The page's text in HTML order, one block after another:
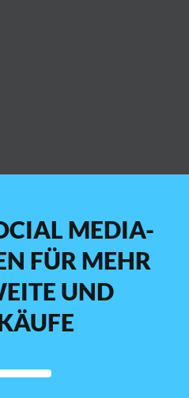
MEDIA-
FÜR MEHR
UND